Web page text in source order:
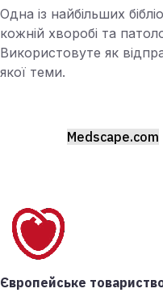
Одна із найбільших
кожній хворобі та
Використовуте як
якої теми.
Medscape.com
Європейське